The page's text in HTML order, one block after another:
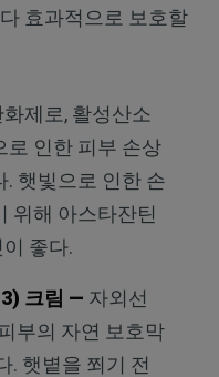
효과적으로 보호할
제로, 활성산소
로 인한 피부 손상
햇빛으로 인한 손
위해 아스타잔틴
좋다.
크림 — 자외선
부의 자연 보호막
. 햇볕을 쬐기 전